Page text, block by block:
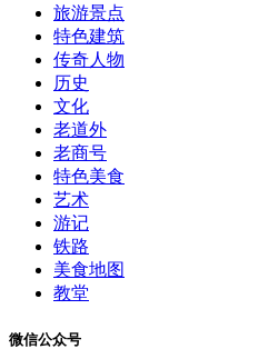
旅游景点
特色建筑
传奇人物
历史
文化
老道外
老商号
特色美食
艺术
游记
铁路
美食地图
教堂
微信公众号